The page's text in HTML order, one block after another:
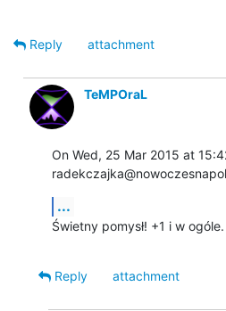
Reply attachment
TeMPOraL
On Wed, 25 Mar 2015 at
...
Świetny pomysł! +1 i w ogóle.
Reply attachment